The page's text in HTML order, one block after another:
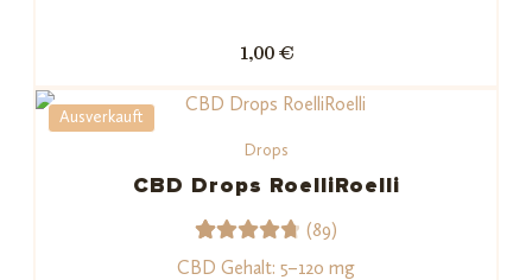
4.62
von 5,
nd auf
Kundenb
ngen
1,00 €
Ausverkauft
Drops
CBD Drops RoelliRoelli
Bewerte
89
(89)
CBD Gehalt: 5–120 mg